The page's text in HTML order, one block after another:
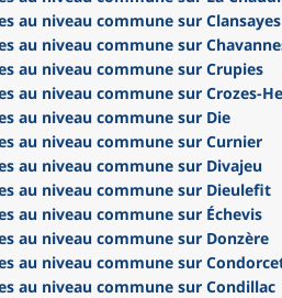
au niveau commune sur Clansayes
au niveau commune sur
au niveau commune sur Crupies
au niveau commune sur Crozes-
au niveau commune sur Die
au niveau commune sur Curnier
au niveau commune sur Divajeu
au niveau commune sur Dieulefit
au niveau commune sur Échevis
au niveau commune sur Donzère
au niveau commune sur
au niveau commune sur Condillac